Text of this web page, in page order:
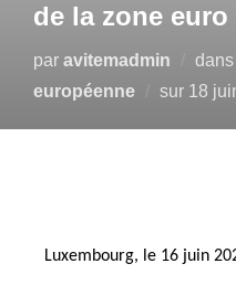
de la zone euro
par avitemadmin dans
européenne
sur 18
Luxembourg, le 16 juin